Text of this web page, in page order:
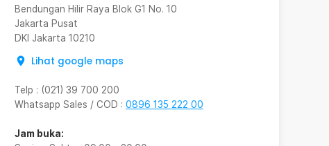
Bendungan Hilir Raya Blok G1 No. 10
Jakarta Pusat
DKI Jakarta 10210
Lihat google maps
Telp : (021) 39 700 200
Whatsapp Sales / COD : 0896 135 222 00
Jam buka: